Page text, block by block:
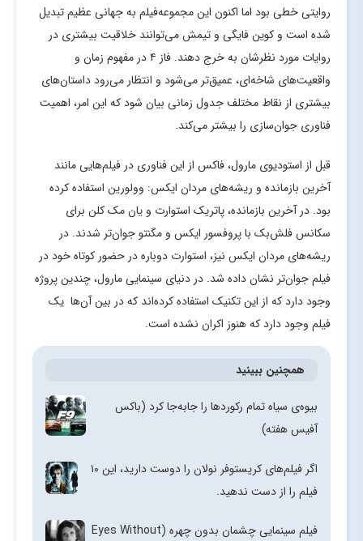
روایتی خطی بود اما اکنون این مجموعه‌فیلم به جهانی عظیم تبدیل
شده است و کوین فایگی و تیمش می‌توانند خلاقیت بیشتری در
روایات مورد نظرشان به خرج دهند. فاز ۴ در مفهوم زمان و
واقعیت‌های شاخه‌ای، عمیق‌تر می‌شود و انتظار می‌رود داستان‌های
بیشتری از نقاط مختلف جدول زمانی بیان شود که این امر، اهمیت
فناوری جوان‌سازی را بیشتر می‌کند.
قبل از استودیوی مارول، فاکس از این فناوری در فیلم‌هایی مانند
آخرین بازمانده و ریشه‌های مردان ایکس: وولورین استفاده کرده
بود. در آخرین بازمانده، پاتریک استوارت و یان مک کلن برای
سکانس فلش‌بک با پروفسور ایکس و مگنتو جوان‌تر شدند. در
ریشه‌های مردان ایکس نیز، استوارت دوباره در حضور کوتاه خود در
فیلم جوان‌تر نشان داده شد. در دنیای سینمایی مارول، چندین پروژه
وجود دارد که از این تکنیک استفاده کرده‌اند که در بین آن‌ها یک
فیلم وجود دارد که هنوز اکران نشده است.
همچنین ببینید
بیوه‌ی سیاه تمام رکوردها را جابه‌جا کرد (باکس
آفیس هفته)
اگر فیلم‌های کریستوفر نولان را دوست دارید، این ۱۰
فیلم را از دست ندهید.
فیلم سینمایی چشمان بدون چهره (Eyes Without